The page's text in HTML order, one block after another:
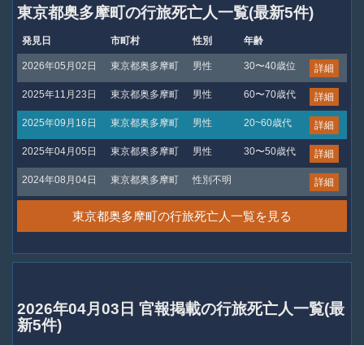
東京都奥多摩町の行旅死亡人一覧(最新5件)
発見日 市町村 性別 年齢
2026年05月02日 東京都奥多摩町 男性 30〜40歳位 詳細
2025年11月23日 東京都奥多摩町 男性 60〜70歳代 詳細
2025年09月16日 東京都奥多摩町 男性 20~60歳代 詳細
2025年04月05日 東京都奥多摩町 男性 30〜50歳代 詳細
2024年08月04日 東京都奥多摩町 性別不明 詳細
東京都奥多摩町の行旅死亡人一覧を見る
2026年04月03日 官報掲載の行旅死亡人一覧(最
新5件)